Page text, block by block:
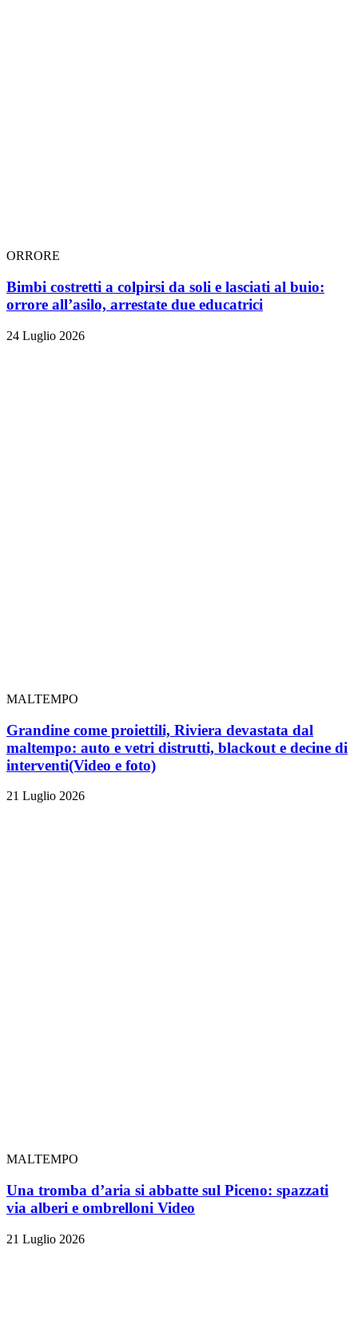
ORRORE
Bimbi costretti a colpirsi da soli e lasciati al buio:
orrore all’asilo, arrestate due educatrici
24 Luglio 2026
MALTEMPO
Grandine come proiettili, Riviera devastata dal
maltempo: auto e vetri distrutti, blackout e decine di
interventi(Video e foto)
21 Luglio 2026
MALTEMPO
Una tromba d’aria si abbatte sul Piceno: spazzati
via alberi e ombrelloni Video
21 Luglio 2026